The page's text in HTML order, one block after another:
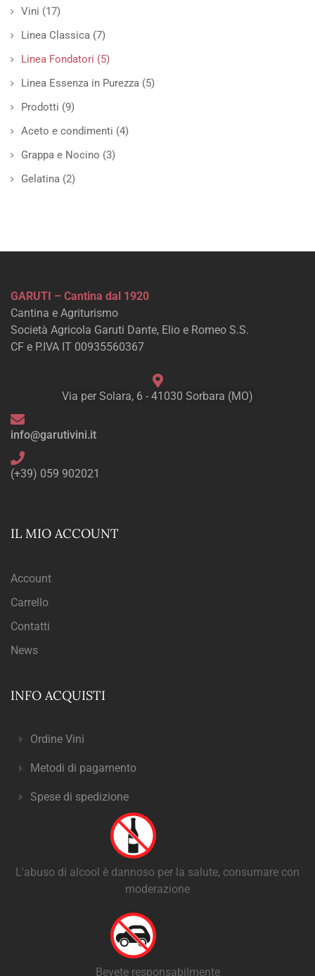
Vini (17)
Linea Classica (7)
Linea Fondatori (5)
Linea Essenza in Purezza (5)
Prodotti (9)
Aceto e condimenti (4)
Grappa e Nocino (3)
Gelatina (2)
GARUTI – Cantina dal 1920
Cantina e Agriturismo
Società Agricola Garuti Dante, Elio e Romeo S.S.
CF e P.IVA IT 00935560367
Via per Solara, 6 - 41030 Sorbara (MO)
info@garutivini.it
(+39) 059 902021
IL MIO ACCOUNT
Account
Carrello
Contatti
News
INFO ACQUISTI
Ordine Vini
Metodi di pagamento
Spese di spedizione
L'abuso di alcool è dannoso per la salute, consumare con
moderazione
Bevete responsabilmente